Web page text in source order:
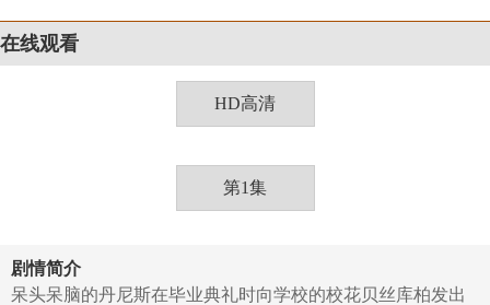
在线观看
HD高清
第1集
剧情简介
呆头呆脑的丹尼斯在毕业典礼时向学校的校花贝丝库柏发出